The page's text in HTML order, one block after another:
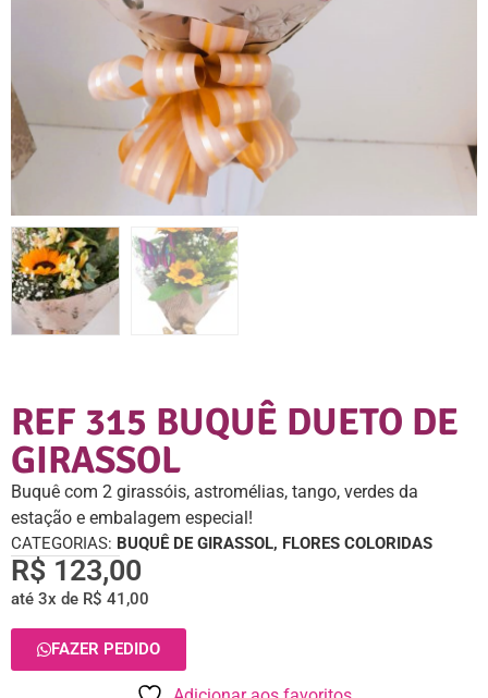
REF 315 BUQUÊ DUETO DE
GIRASSOL
Buquê com 2 girassóis, astromélias, tango, verdes da
estação e embalagem especial!
CATEGORIAS: BUQUÊ DE GIRASSOL, FLORES COLORIDAS
R$ 123,00
até 3x de R$ 41,00
FAZER PEDIDO